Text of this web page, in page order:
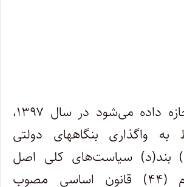
۱- به دولت اجازه داده می‌شود در سال ۱۳۹۷،
واگذاری بنگاههای دولتی
موضوع جزء(۲)‌ بند(د) سیاست‌های کلی اصل
چهل و چهارم (۴۴) قانون اساسی مصوب